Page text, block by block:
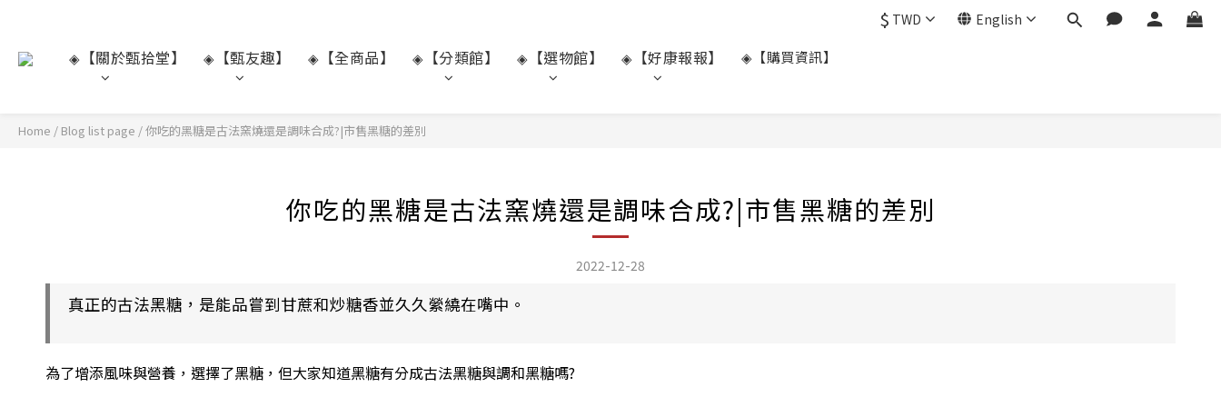
$ TWD English
◈ 【關於甄拾堂】 ◈ 【甄友趣】 ◈ 【全商品】 ◈ 【分類館】 ◈ 【選物館】 ◈ 【好康報報】 ◈【購買資訊】
Home / Blog list page /你吃的黑糖是古法窯燒還是調味合成?|市售黑糖的差別
你吃的黑糖是古法窯燒還是調味合成?|市售黑糖的差別
2022-12-28
真正的古法黑糖，是能品嘗到甘蔗和炒糖香並久久縈繞在嘴中。
為了增添風味與營養，選擇了黑糖，但大家知道黑糖有分成古法黑糖與調和黑糖嗎?